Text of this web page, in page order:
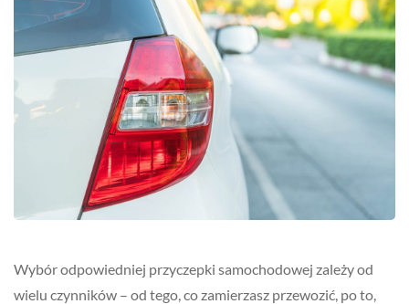
Wybór odpowiedniej przyczepki samochodowej zależy od
wielu czynników – od tego, co zamierzasz przewozić, po to,